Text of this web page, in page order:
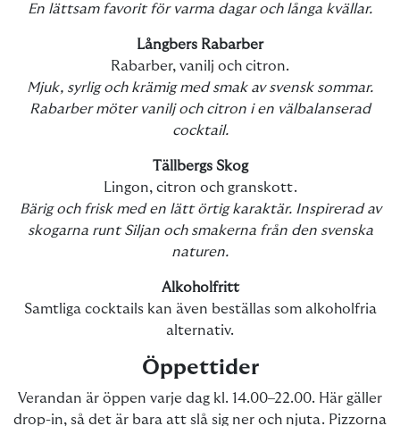
En lättsam favorit för varma dagar och långa kvällar.
Långbers Rabarber
Rabarber, vanilj och citron.
Mjuk, syrlig och krämig med smak av svensk sommar.
Rabarber möter vanilj och citron i en välbalanserad
cocktail.
Tällbergs Skog
Lingon, citron och granskott.
Bärig och frisk med en lätt örtig karaktär. Inspirerad av
skogarna runt Siljan och smakerna från den svenska
naturen.
Alkoholfritt
Samtliga cocktails kan även beställas som alkoholfria
alternativ.
Öppettider
Verandan är öppen varje dag kl. 14.00–22.00. Här gäller
drop-in, så det är bara att slå sig ner och njuta. Pizzorna